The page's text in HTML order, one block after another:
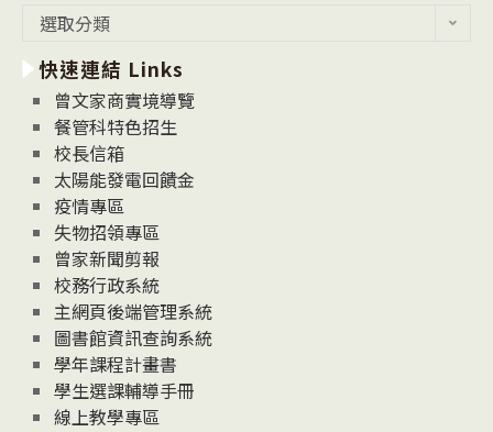
消
息
News
選取分類
快速連結 Links
曾文家商實境導覽
餐管科特色招生
校長信箱
太陽能發電回饋金
疫情專區
失物招領專區
曾家新聞剪報
校務行政系統
主網頁後端管理系統
圖書館資訊查詢系統
學年課程計畫書
學生選課輔導手冊
線上教學專區